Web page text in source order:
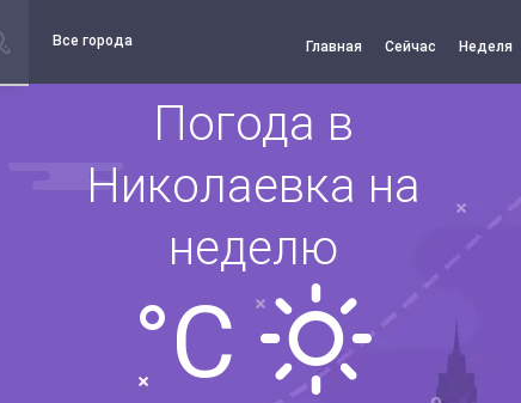
Все города Главная Сейчас Неделя
Погода в
Николаевка на
неделю
°C